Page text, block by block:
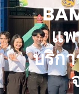
แ
บริก